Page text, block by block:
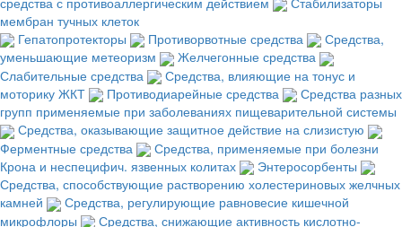
мембран тучных клеток
Гепатопротекторы
Противорвотные средства
Средства,
уменьшающие метеоризм
Желчегонные средства
Слабительные средства
Средства, влияющие на тонус и
моторику ЖКТ
Противодиарейные средства
Средства разных
групп применяемые при заболеваниях пищеварительной системы
Средства, оказывающие защитное действие на слизистую
Ферментные средства
Средства, применяемые при болезни
Крона и неспецифич. язвенных колитах
Энтеросорбенты
Средства, способствующие растворению холестериновых желчных
камней
Средства, регулирующие равновесие кишечной
микрофлоры
Средства, снижающие активность кислотно-